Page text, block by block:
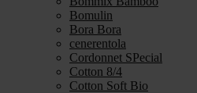
Bomulin
Bora Bora
cenerentola
Cordonnet SPecial
Cotton 8/4
Cotton Soft Bio